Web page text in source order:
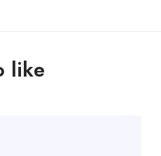
like